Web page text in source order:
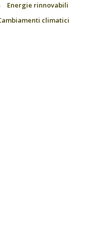
Energie rinnovabili
climatici